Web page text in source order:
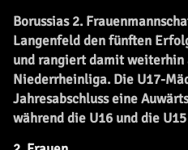
Borussias 2.
Langenfeld den fünften
und rangiert damit weiterhin
Niederrheinliga. Die U17-
Jahresabschluss eine
während die U16 und die